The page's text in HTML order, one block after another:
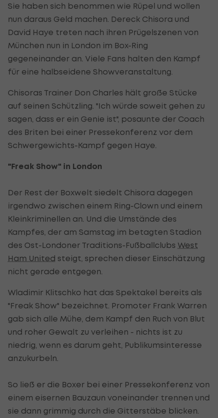
Sie haben sich benommen wie Rüpel und wollen
nun daraus Geld machen. Dereck Chisora und
David Haye treten nach ihren Prügelszenen von
München nun in London im Box-Ring
gegeneinander an. Viele Fans halten den Kampf
für eine halbseidene Showveranstaltung.
Chisoras Trainer Don Charles hält große Stücke
auf seinen Schützling. "Ich würde soweit gehen zu
sagen, dass er ein Genie ist", posaunte der Coach
des Briten bei einer Pressekonferenz vor dem
Schwergewichts-Kampf gegen Haye.
"Freak Show" in London
Der Rest der Boxwelt siedelt Chisora dagegen
irgendwo zwischen einem Ring-Clown und einem
Kleinkriminellen an. Und die Umstände des
Kampfes, der am Samstag im betagten Stadion
des Ost-Londoner Traditions-Fußballclubs West
Ham United steigt, sprechen dieser Einschätzung
nicht gerade entgegen.
Wladimir Klitschko hat das Spektakel bereits als
"Freak Show" bezeichnet. Promoter Frank Warren
gab sich alle Mühe, dem Kampf den Ruch von Blut
und roher Gewalt zu verleihen - nichts ist zu
niedrig, wenn es darum geht, Publikumsinteresse
anzukurbeln.
So ließ er die Boxer bei einer Pressekonferenz von
einem eisernen Bauzaun voneinander trennen und
sie dann grimmig durch die Gitterstäbe blicken.